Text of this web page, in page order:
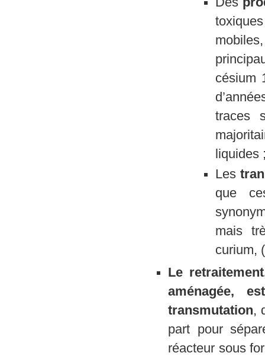
césium
traces
liquides
Les
que
mais
curium,
Le
aménagée,
transmutation,
part pour
réacteur sous